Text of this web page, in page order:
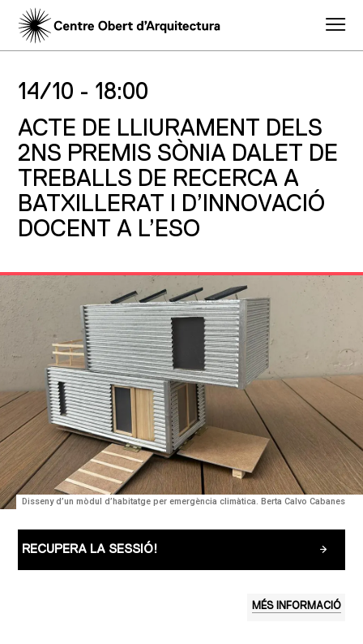
14/10 - 18:00
ACTE DE LLIURAMENT DELS
2NS PREMIS SÒNIA DALET DE
TREBALLS DE RECERCA A
BATXILLERAT I D’INNOVACIÓ
DOCENT A L’ESO
Disseny d’un mòdul d’habitatge per emergència climàtica. Berta Calvo Cabanes
RECUPERA LA SESSIÓ!
MÉS INFORMACIÓ